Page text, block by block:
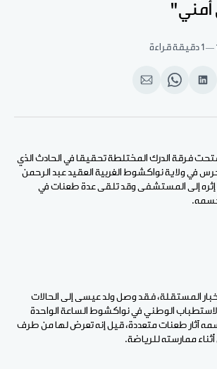
1 دقيقة قراءة
انشر
لينكد
Share
WhatsApp
انشر
الإيميل
فرقة الدرك المختلطة تحقيقا في الحادث الذي
في ولاية نواكشوط الغربية العقيد عبد الرحمن
إلى المستشفى وقد تلقى عدة طعنات في
المستقلة، فقد وصل ولد عيسى إلى الحالات
الوطني في نواكشوط الساعة الواحدة
آثار طعنات متعددة، قيل إنه تعرض لها من طرف
ممارسته للرياضة.